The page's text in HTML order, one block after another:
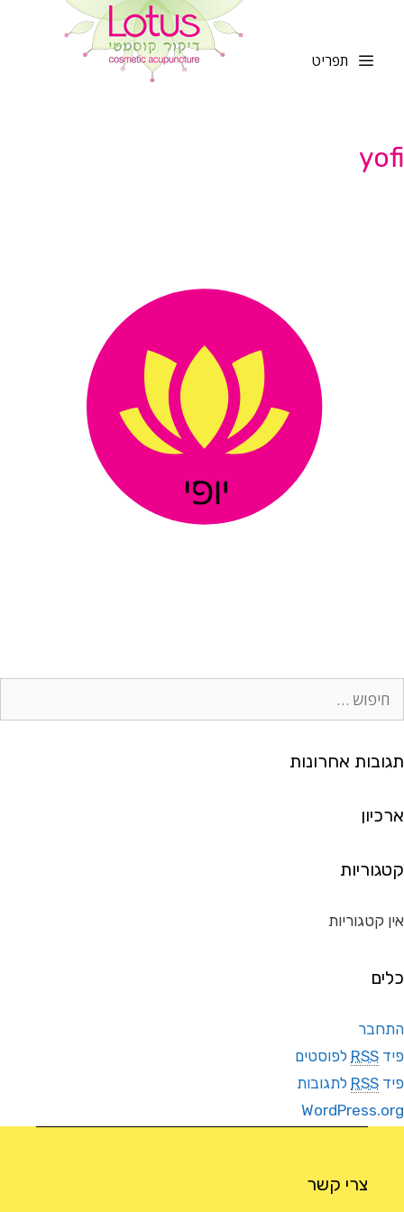
תפריט
yofi
ותגובות אחרונות
ארכיון
קטגוריות
אין קטגוריות
כלים
התחבר
פיד RSS לפוסטים
פיד RSS לתגובות
WordPress.org
צרי קשר